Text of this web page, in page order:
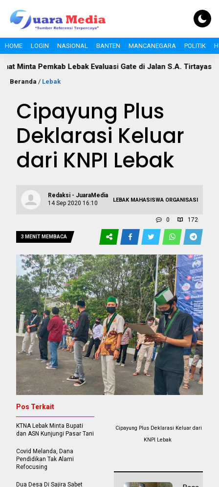
HOME LOGIN NASIONAL BANTEN MANCANEGARA POLITIK
Lebak Evaluasi Gate di Jalan S.A. Tirtayasa
Beranda / Lebak
Cipayung Plus
Deklarasi Keluar
dari KNPI Lebak
Redaksi - JuaraMedia
14 Sep 2020 16:10
LEBAK MAHASISWA ORGANISASI
0 172
3 MENIT MEMBACA
Cipayung Plus Deklarasi Keluar dari
KNPI Lebak
Pos Terkait
KTNA Lebak Minta Bupati
dan ASN Kunjungi Pasar Tani
Covid Melanda, Dana
Pendidikan Tak Alami
Refocusing
Dua Desa Di Sajira Sabet